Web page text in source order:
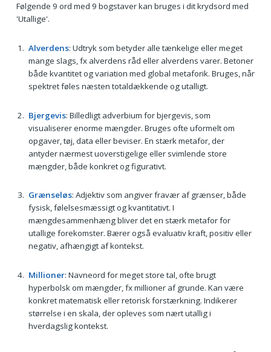
Følgende 9 ord med 9 bogstaver kan bruges i dit krydsord med
'Utallige'.
Alverdens: Udtryk som betyder alle tænkelige eller meget
mange slags, fx alverdens råd eller alverdens varer. Betoner
både kvantitet og variation med global metaforik. Bruges, når
spektret føles næsten totaldækkende og utalligt.
Bjergevis: Billedligt adverbium for bjergevis, som
visualiserer enorme mængder. Bruges ofte uformelt om
opgaver, tøj, data eller beviser. En stærk metafor, der
antyder nærmest uoverstigelige eller svimlende store
mængder, både konkret og figurativt.
Grænseløs: Adjektiv som angiver fravær af grænser, både
fysisk, følelsesmæssigt og kvantitativt. I
mængdesammenhæng bliver det en stærk metafor for
utallige forekomster. Bærer også evaluativ kraft, positiv eller
negativ, afhængigt af kontekst.
Millioner: Navneord for meget store tal, ofte brugt
hyperbolsk om mængder, fx millioner af grunde. Kan være
konkret matematisk eller retorisk forstærkning. Indikerer
størrelse i en skala, der opleves som nært utallig i
hverdagslig kontekst.